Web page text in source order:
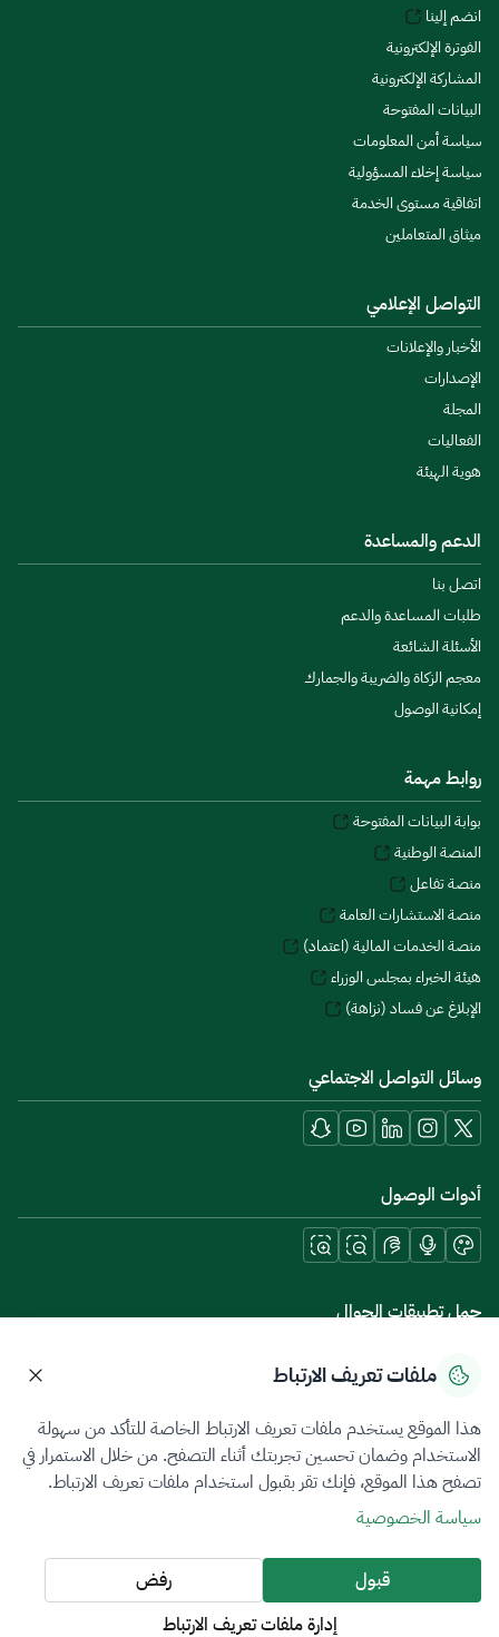
انضم إلينا
الفوترة الإلكترونية
المشاركة الإلكترونية
البيانات المفتوحة
سياسة أمن المعلومات
سياسة إخلاء المسؤولية
اتفاقية مستوى الخدمة
ميثاق المتعاملين
التواصل الإعلامي
الأخبار والإعلانات
الإصدارات
المجلة
الفعاليات
هوية الهيئة
الدعم والمساعدة
اتصل بنا
طلبات المساعدة والدعم
الأسئلة الشائعة
معجم الزكاة والضريبة والجمارك
إمكانية الوصول
روابط مهمة
بوابة البيانات المفتوحة
المنصة الوطنية
منصة تفاعل
منصة الاستشارات العامة
منصة الخدمات المالية (اعتماد)
هيئة الخبراء بمجلس الوزراء
الإبلاغ عن فساد (نزاهة)
وسائل التواصل الاجتماعي
أدوات الوصول
حمل تطبيقات الجوال
سياسة الخصوصيةشروط الاستخدامخريطة الموقع
جميع الحقوق محفوظة 2026 © ZATCA.GOV.SA
تم تطويره وصيانته بواسطة هيئة الزكاة والضريبة والجمارك
آخر تحديث للموقع في
ملفات تعريف الارتباط
هذا الموقع يستخدم ملفات تعريف الارتباط الخاصة للتأكد من سهولة
الاستخدام وضمان تحسين تجربتك أثناء التصفح. من خلال الاستمرار في
تصفح هذا الموقع، فإنك تقر بقبول استخدام ملفات تعريف الارتباط.
سياسة الخصوصية
قبول
رفض
إدارة ملفات تعريف الارتباط